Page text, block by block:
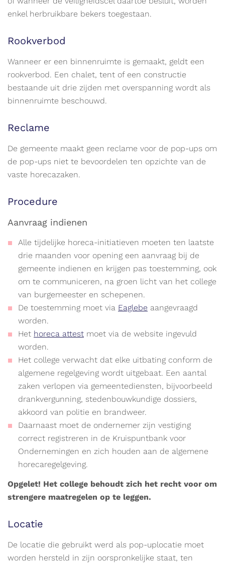
enkel herbruikbare bekers toegestaan.
Rookverbod
Wanneer er een binnenruimte is gemaakt, geldt een
rookverbod. Een chalet, tent of een constructie
bestaande uit drie zijden met overspanning wordt als
binnenruimte beschouwd.
Reclame
De gemeente maakt geen reclame voor de pop-ups om
de pop-ups niet te bevoordelen ten opzichte van de
vaste horecazaken.
Procedure
Aanvraag indienen
Alle tijdelijke horeca-initiatieven moeten ten laatste
drie maanden voor opening een aanvraag bij de
gemeente indienen en krijgen pas toestemming, ook
om te communiceren, na groen licht van het college
van burgemeester en schepenen.
De toestemming moet via Eaglebe aangevraagd
worden.
Het horeca attest moet via de website ingevuld
worden.
Het college verwacht dat elke uitbating conform de
algemene regelgeving wordt uitgebaat. Een aantal
zaken verlopen via gemeentediensten, bijvoorbeeld
drankvergunning, stedenbouwkundige dossiers,
akkoord van politie en brandweer.
Daarnaast moet de ondernemer zijn vestiging
correct registreren in de Kruispuntbank voor
Ondernemingen en zich houden aan de algemene
horecaregelgeving.
Opgelet! Het college behoudt zich het recht voor om
strengere maatregelen op te leggen.
Locatie
De locatie die gebruikt werd als pop-uplocatie moet
worden hersteld in zijn oorspronkelijke staat, ten